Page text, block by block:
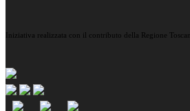
Iniziativa realizzata con il contributo della Regione